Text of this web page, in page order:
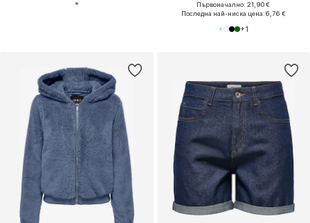
Първоначално: 21,90 €
Последна най-ниска цена:6,76 €
+1